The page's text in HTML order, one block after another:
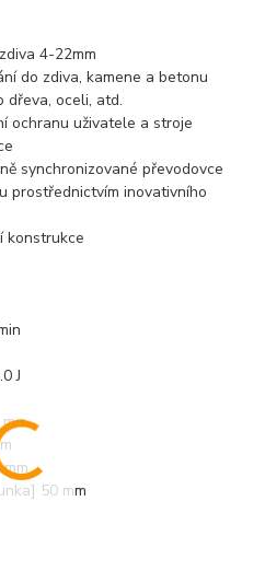
4-22mm
do zdiva, kamene a betonu
dřeva, oceli, atd.
ochranu uživatele a stroje
synchronizované převodovce
prostřednictvím inovativního
konstrukce
J
50 mm